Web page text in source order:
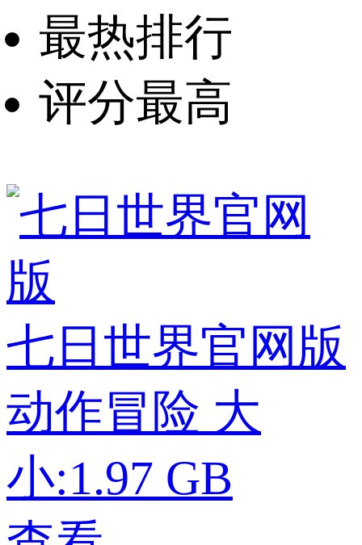
最热排行
评分最高
七日世界官网版
动作冒险 大
小:1.97 GB